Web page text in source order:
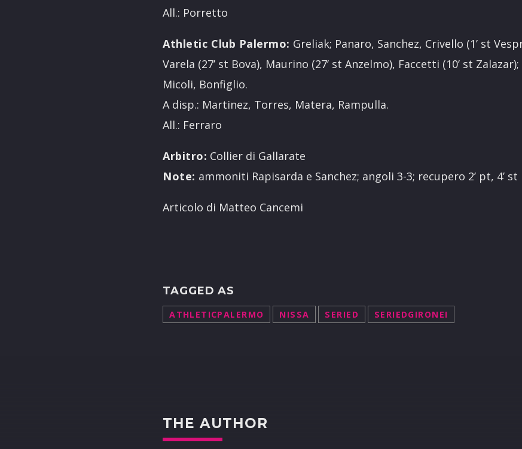
All.: Porretto
Athletic Club Palermo: Greliak; Panaro, Sanchez, Crivello (1’ st
Varela (27’ st Bova), Maurino (27’ st Anzelmo), Faccetti (10’ st
Micoli, Bonfiglio.
A disp.: Martinez, Torres, Matera, Rampulla.
All.: Ferraro
Arbitro: Collier di Gallarate
Note: ammoniti Rapisarda e Sanchez; angoli 3-3; recupero 2’ pt, 4’ st
Articolo di Matteo Cancemi
TAGGED AS
ATHLETICPALERMO NISSA SERIED SERIEDGIRONEI
THE AUTHOR